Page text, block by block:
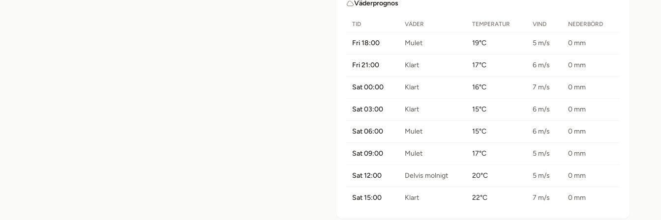
Väderprognos
TID VÄDER TEMPERATUR VIND NEDERBÖRD
Fri 18:00 Mulet 19°C 5 m/s 0 mm
Fri 21:00 Klart 17°C 6 m/s 0 mm
Sat 00:00 Klart 16°C 7 m/s 0 mm
Sat 03:00 Klart 15°C 6 m/s 0 mm
Sat 06:00 Mulet 15°C 6 m/s 0 mm
Sat 09:00 Mulet 17°C 5 m/s 0 mm
Sat 12:00 Delvis molnigt 20°C 5 m/s 0 mm
Sat 15:00 Klart 22°C 7 m/s 0 mm